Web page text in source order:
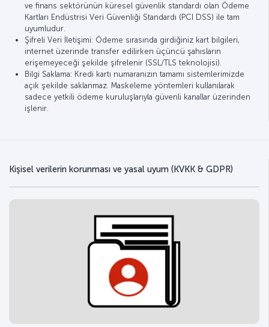
ve finans sektörünün küresel güvenlik standardı olan Ödeme
Kartları Endüstrisi Veri Güvenliği Standardı (PCI DSS) ile tam
uyumludur.
Şifreli Veri İletişimi: Ödeme sırasında girdiğiniz kart bilgileri,
internet üzerinde transfer edilirken üçüncü şahısların
erişemeyeceği şekilde şifrelenir (SSL/TLS teknolojisi).
Bilgi Saklama: Kredi kartı numaranızın tamamı sistemlerimizde
açık şekilde saklanmaz. Maskeleme yöntemleri kullanılarak
sadece yetkili ödeme kuruluşlarıyla güvenli kanallar üzerinden
işlenir.
Kişisel verilerin korunması ve yasal uyum (KVKK & GDPR)